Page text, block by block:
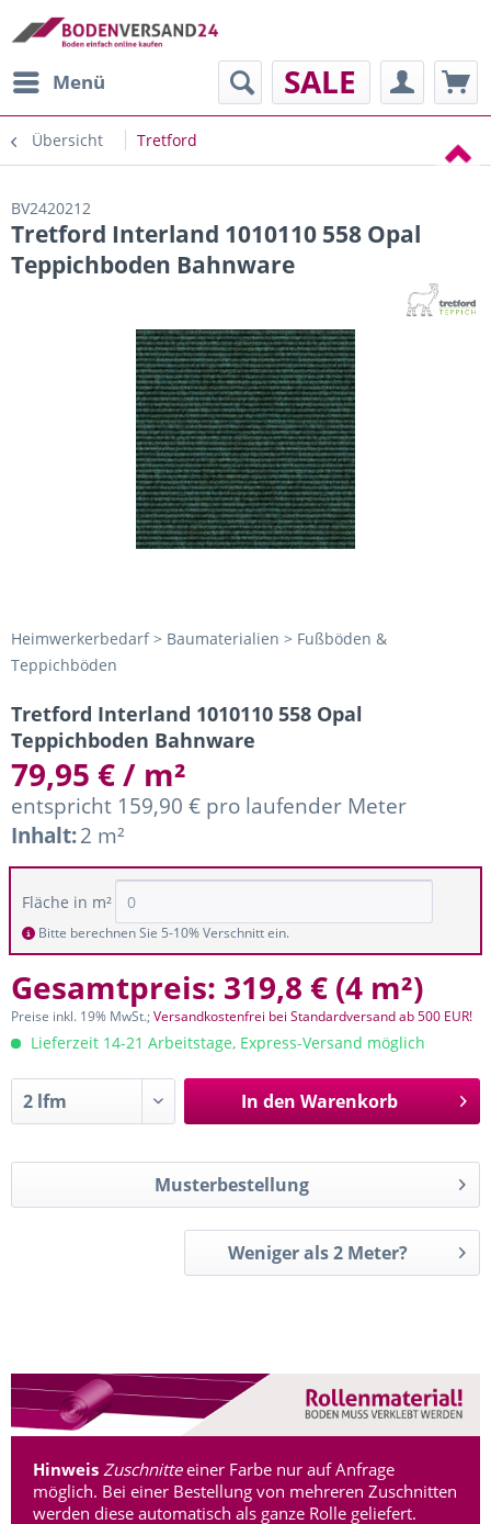
Menü SALE
Übersicht Tretford
BV2420212
Tretford Interland 1010110 558 Opal
Teppichboden Bahnware
Heimwerkerbedarf > Baumaterialien > Fußböden &
Teppichböden
Tretford Interland 1010110 558 Opal
Teppichboden Bahnware
79,95 € / m²
entspricht 159,90 € pro laufender Meter
Inhalt:2 m²
Fläche in m²
Bitte berechnen Sie 5-10% Verschnitt ein.
Gesamtpreis: 319,8 € (4 m²)
Preise inkl. 19% MwSt.;Versandkostenfrei bei Standardversand ab 500 EUR!
Lieferzeit 14-21 Arbeitstage, Express-Versand möglich
In den Warenkorb
Musterbestellung
Weniger als 2 Meter?
Hinweis Zuschnitteeiner Farbe nur auf Anfrage
möglich. Bei einer Bestellung von mehreren Zuschnitten
werden diese automatisch als ganze Rolle geliefert.